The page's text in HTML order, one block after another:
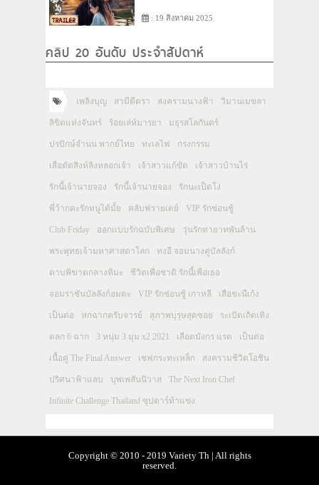
: 19 สิงหาคม 2025
คลิป 20 อันดับ ประจำสัปดาห์
เพลิงบุญ สามีตีตรา สงครามนางฟ้า วิมานเมขลา
ลิขิตแห่งจันทร์ ร้อยเล่ห์มารยา มธุรสโลกันตร์
ปรปักษ์จำนน พากย์ไทย ทะเลไฟ กรงกรรม
เสือตัดสิงห์ลิงหลอกเจ้า เจ้าสาวแก้ขัด เจ้าสาวบ้านไร่
รักนี้เจ้านายจอง รักนี้เจ้านายจอง รักนะเป็ดโง่
พี่ว้ากคะรักหนูได้มั้ย คลับฟรายเดย์ VIP รักซ่อนชู้
Club Friday ออกแบบรักฉบับพิเศษ วุ่นรักทายาทพันล้าน
พระพุทธเจ้ามหาศาสดาโลก ทงอี จอมนางคู่บัลลังก์
ดาบพิฆาตกลางหิมะ ชีวิตเพื่อชาติ รักนี้เพื่อเธอ
จอมราชันบัลลังก์อมตะ VIP รักซ่อนชู้ เกาหลี เสือชะนีเก้ง
เป็นต่อ หกฉากครับจารย์ สุภาพบุรุษสุดซอย ระเบิดเถิดเทิง
ตลก 6 ฉาก 3 หนุ่ม 3 มุม x2 2021 เลือดมังกร แรด เป็นต่อ
เนื้อคู่ The Final Answer เชฟกระทะเหล็ก สงครามชีวิตโอชิน
ปริศนาฟ้าแลบ บุพเพสันนิวาส The Next Iron Chef
Infinite Challenge Thailand ซุปตาร์ท้าแข่ง
Copyright © 2010 - 2019 Variety Th | All rights
reserved.